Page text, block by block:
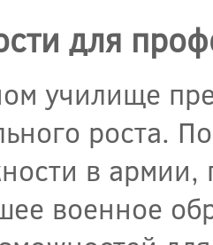
для
училище
роста.
в армии,
военное